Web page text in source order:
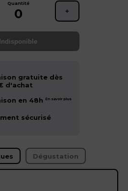
Quantité
0 +
Indisponible
gratuite dès
d'achat
en 48h
En savoir plus
sécurisé
Dégustation